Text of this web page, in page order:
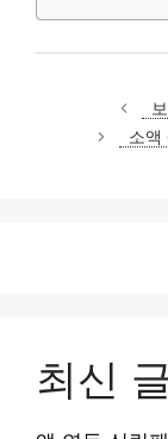
소액
최신